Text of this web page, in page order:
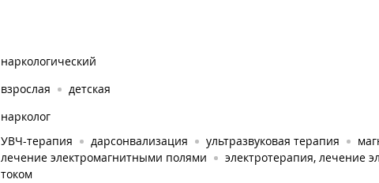
наркологический
взрослая
детская
нарколог
УВЧ-терапия дарсонвализация ультразвуковая терапия
лечение электромагнитными полями
электротерапия, лечение
током